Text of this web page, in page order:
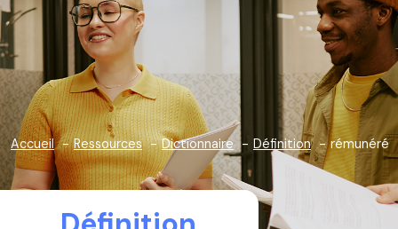
Accueil Ressources Dictionnaire Définition rémunéré